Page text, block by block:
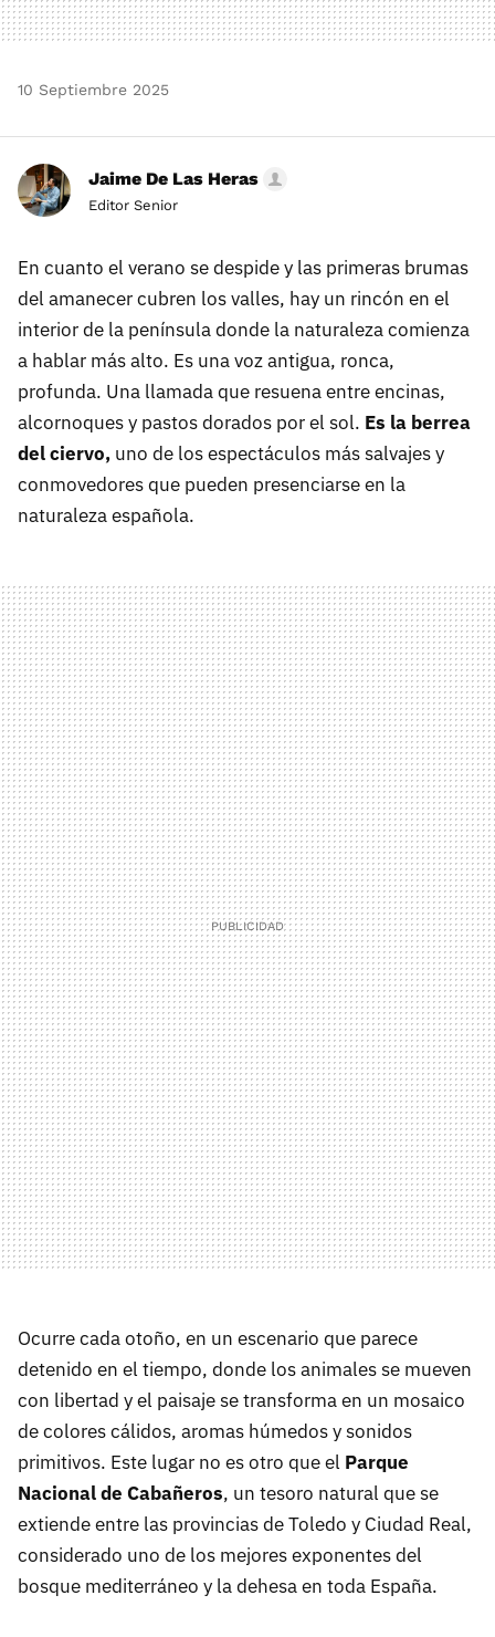
10 Septiembre 2025
Jaime De Las Heras
Editor Senior
En cuanto el verano se despide y las primeras brumas
del amanecer cubren los valles, hay un rincón en el
interior de la península donde la naturaleza comienza
a hablar más alto. Es una voz antigua, ronca,
profunda. Una llamada que resuena entre encinas,
alcornoques y pastos dorados por el sol. Es la berrea
del ciervo, uno de los espectáculos más salvajes y
conmovedores que pueden presenciarse en la
naturaleza española.
Ocurre cada otoño, en un escenario que parece
detenido en el tiempo, donde los animales se mueven
con libertad y el paisaje se transforma en un mosaico
de colores cálidos, aromas húmedos y sonidos
primitivos. Este lugar no es otro que el Parque
Nacional de Cabañeros, un tesoro natural que se
extiende entre las provincias de Toledo y Ciudad Real,
considerado uno de los mejores exponentes del
bosque mediterráneo y la dehesa en toda España.